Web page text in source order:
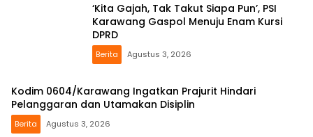
‘Kita Gajah, Tak Takut Siapa Pun’, PSI
Karawang Gaspol Menuju Enam Kursi
DPRD
Berita Agustus 3, 2026
Kodim 0604/Karawang Ingatkan Prajurit Hindari
Pelanggaran dan Utamakan Disiplin
Berita Agustus 3, 2026